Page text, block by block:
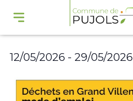
12/05/2026 - 29/05/2026
date.